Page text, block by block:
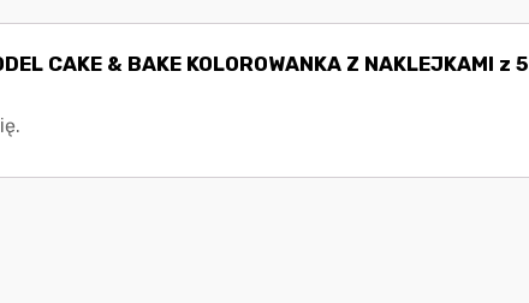
CAKE & BAKE KOLOROWANKA Z NAKLEJKAMI z 5